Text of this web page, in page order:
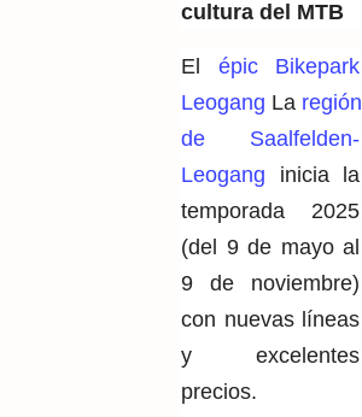
cultura del MTB
El épic Bikepark
Leogang La región
de Saalfelden-
Leogang inicia la
temporada 2025
(del 9 de mayo al
9 de noviembre)
con nuevas líneas
y excelentes
precios.